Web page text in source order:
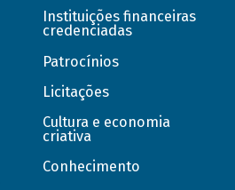
Instituições financeiras
credenciadas
Patrocínios
Licitações
Cultura e economia
criativa
Conhecimento